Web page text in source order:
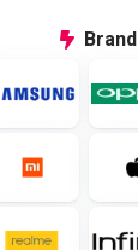
Brand